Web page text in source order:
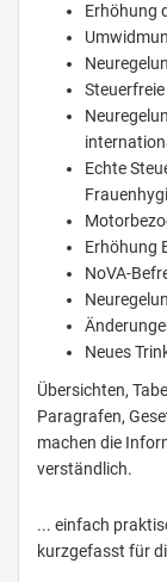
Erhöhung
Echte
Erhöhung
NoVA-
Neues
Übersichten,
Paragrafen,
machen die
verständlich.
... einfach
kurzgefasst für